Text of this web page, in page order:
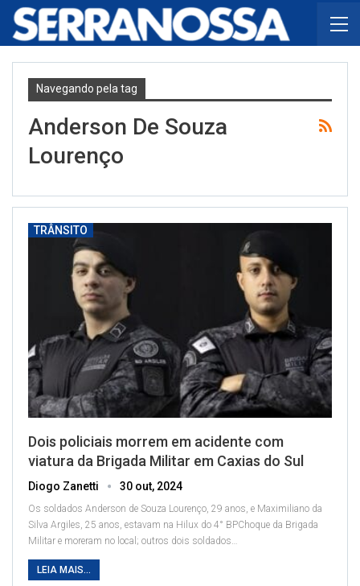
Navegando pela tag
Anderson De Souza
Lourenço
TRÂNSITO
Dois policiais morrem em acidente com
viatura da Brigada Militar em Caxias do Sul
Diogo Zanetti 30 out, 2024
Os soldados Anderson de Souza Lourenço, 29 anos, e Maximiliano da
Silva Argiles, 25 anos, estavam na Hilux do 4° BPChoque da Brigada
Militar e moreram no local; outros dois soldados…
LEIA MAIS...